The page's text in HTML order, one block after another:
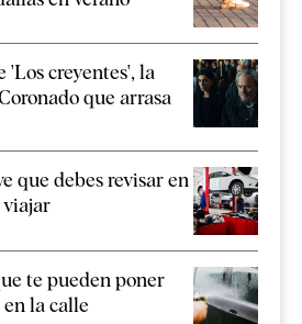
'Los creyentes', la
que arrasa
que debes revisar en
viajar
te pueden poner
la calle